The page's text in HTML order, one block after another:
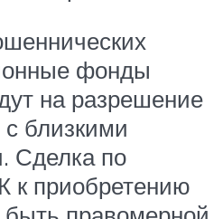
фонды
на разрешение
с близкими
Сделка по
к приобретению